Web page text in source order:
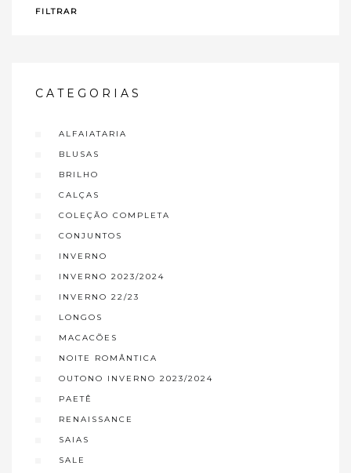
FILTRAR
CATEGORIAS
ALFAIATARIA
BLUSAS
BRILHO
CALÇAS
COLEÇÃO COMPLETA
CONJUNTOS
INVERNO
INVERNO 2023/2024
INVERNO 22/23
LONGOS
MACACÕES
NOITE ROMÂNTICA
OUTONO INVERNO 2023/2024
PAETÊ
RENAISSANCE
SAIAS
SALE